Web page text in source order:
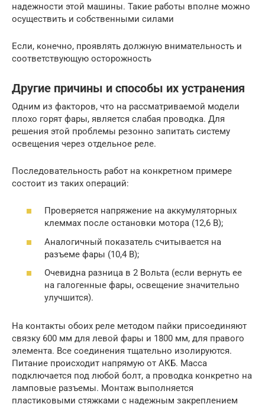
надежности этой машины. Такие работы вполне можно
осуществить и собственными силами
Если, конечно, проявлять должную внимательность и
соответствующую осторожность
Другие причины и способы их устранения
Одним из факторов, что на рассматриваемой модели
плохо горят фары, является слабая проводка. Для
решения этой проблемы резонно запитать систему
освещения через отдельное реле.
Последовательность работ на конкретном примере
состоит из таких операций:
Проверяется напряжение на аккумуляторных
клеммах после остановки мотора (12,6 В);
Аналогичный показатель считывается на
разъеме фары (10,4 В);
Очевидна разница в 2 Вольта (если вернуть ее
на галогенные фары, освещение значительно
улучшится).
На контакты обоих реле методом пайки присоединяют
связку 600 мм для левой фары и 1800 мм, для правого
элемента. Все соединения тщательно изолируются.
Питание происходит напрямую от АКБ. Масса
подключается под любой болт, а проводка конкретно на
ламповые разъемы. Монтаж выполняется
пластиковыми стяжками с надежным закреплением